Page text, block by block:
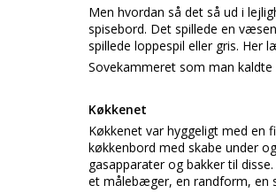
Men hvordan så det så ud i
spisebord. Det spillede en
spillede loppespil eller gris.
Sovekammeret som man
Køkkenet
Køkkenet var hyggeligt med en
køkkenbord med skabe under
gasapparater og bakker til
et målebæger, en randform, en